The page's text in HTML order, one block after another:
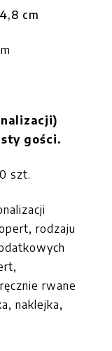
cm
gości.
szt.
rodzaju
rwane
naklejka,